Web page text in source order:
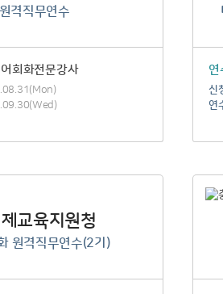
격직무연수
회화전문강사 연
신
연
교육지원청
원격직무연수(2기)